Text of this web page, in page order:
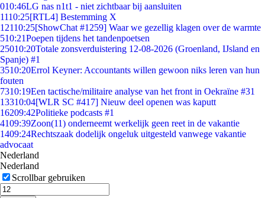
010:46LG nas n1t1 - niet zichtbaar bij aansluiten
1110:25[RTL4] Bestemming X
12110:25[ShowChat #1259] Waar we gezellig klagen over de warmte
510:21Poepen tijdens het tandenpoetsen
25010:20Totale zonsverduistering 12-08-2026 (Groenland, IJsland en
Spanje) #1
3510:20Errol Keyner: Accountants willen gewoon niks leren van hun
fouten
7310:19Een tactische/militaire analyse van het front in Oekraïne #31
13310:04[WLR SC #417] Nieuw deel openen was kaputt
16209:42Politieke podcasts #1
4109:39Zoon(11) onderneemt werkelijk geen reet in de vakantie
1409:24Rechtszaak dodelijk ongeluk uitgesteld vanwege vakantie
advocaat
Nederland
Nederland
Scrollbar gebruiken